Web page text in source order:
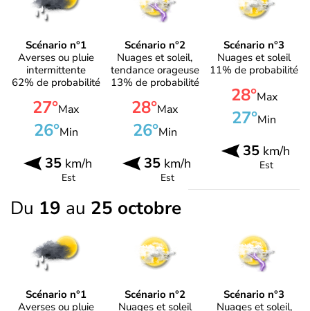
Scénario n°1
Averses ou pluie
intermittente
62% de probabilité
27°Max
26°Min
35km/h
Est
Scénario n°2
Nuages et soleil,
tendance orageuse
13% de probabilité
28°Max
26°Min
35km/h
Est
Scénario n°3
Nuages et soleil
11% de probabilité
28°Max
27°Min
35 km/h
Est
Du 19 au 25 octobre
Scénario n°1
Averses ou pluie
Scénario n°2
Nuages et soleil
Scénario n°3
Nuages et soleil,